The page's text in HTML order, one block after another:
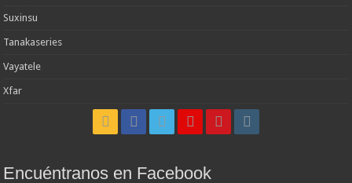
Suxinsu
Tanakaseries
Vayatele
Xfar
Encuéntranos en Facebook